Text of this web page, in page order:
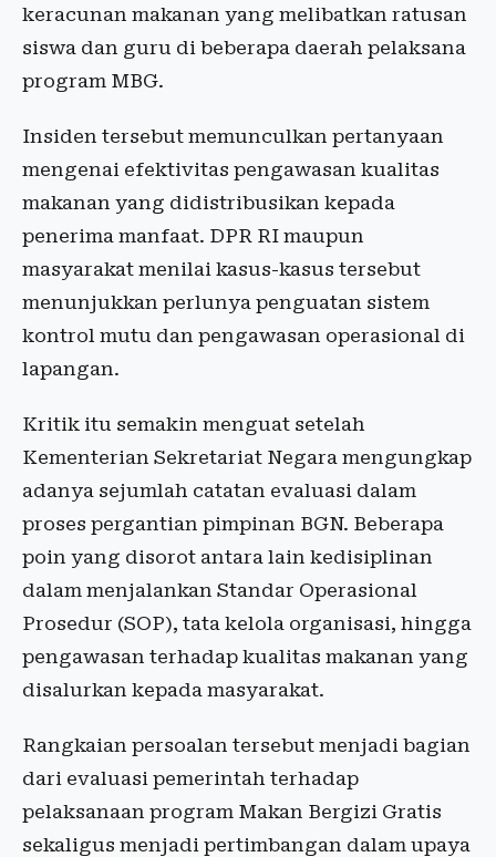
keracunan makanan yang melibatkan ratusan
siswa dan guru di beberapa daerah pelaksana
program MBG.
Insiden tersebut memunculkan pertanyaan
mengenai efektivitas pengawasan kualitas
makanan yang didistribusikan kepada
penerima manfaat. DPR RI maupun
masyarakat menilai kasus-kasus tersebut
menunjukkan perlunya penguatan sistem
kontrol mutu dan pengawasan operasional di
lapangan.
Kritik itu semakin menguat setelah
Kementerian Sekretariat Negara mengungkap
adanya sejumlah catatan evaluasi dalam
proses pergantian pimpinan BGN. Beberapa
poin yang disorot antara lain kedisiplinan
dalam menjalankan Standar Operasional
Prosedur (SOP), tata kelola organisasi, hingga
pengawasan terhadap kualitas makanan yang
disalurkan kepada masyarakat.
Rangkaian persoalan tersebut menjadi bagian
dari evaluasi pemerintah terhadap
pelaksanaan program Makan Bergizi Gratis
sekaligus menjadi pertimbangan dalam upaya